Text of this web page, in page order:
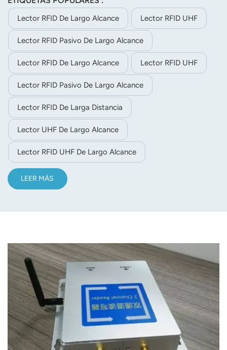
sensibilidad a las etiquetas.
Lector RFID De Largo Alcance Lector RFID UHF
Lector RFID Pasivo De Largo Alcance
Lector RFID De Largo Alcance Lector RFID UHF
Lector RFID Pasivo De Largo Alcance
Lector RFID De Larga Distancia
Lector UHF De Largo Alcance
Lector RFID UHF De Largo Alcance
LEER MÁS